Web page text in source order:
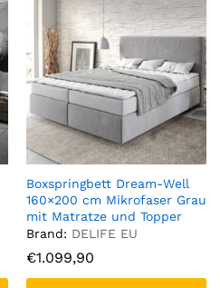
Boxspringbett Dream-Well
160×200 cm Mikrofaser Grau
mit Matratze und Topper
Brand: DELIFE EU
€1.099,90